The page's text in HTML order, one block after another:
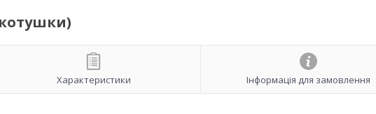
Характеристики Інформація для замовлення